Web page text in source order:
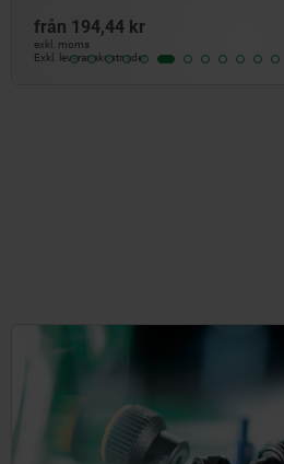
från 194,44 kr
exkl. moms
Exkl. leveranskostnader